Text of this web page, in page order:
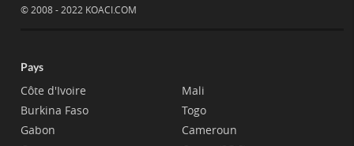
© 2008 - 2022 KOACI.COM
Pays
Côte d'Ivoire
Burkina Faso
Gabon
Mali
Togo
Cameroun